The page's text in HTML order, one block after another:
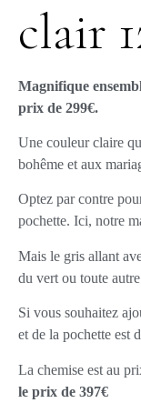
clair
Magnifique
prix de 299€.
Une couleur claire
bohême et aux
Optez par contre
pochette. Ici, notre
Mais le gris allant
du vert ou toute
Si vous souhaitez
et de la pochette est
La chemise est au
le prix de 397€